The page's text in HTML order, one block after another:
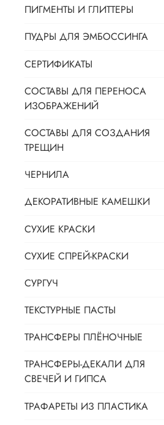
ПИГМЕНТЫ И ГЛИТТЕРЫ
ПУДРЫ ДЛЯ ЭМБОССИНГА
СЕРТИФИКАТЫ
СОСТАВЫ ДЛЯ ПЕРЕНОСА
ИЗОБРАЖЕНИЙ
СОСТАВЫ ДЛЯ СОЗДАНИЯ
ТРЕЩИН
ЧЕРНИЛА
ДЕКОРАТИВНЫЕ КАМЕШКИ
СУХИЕ КРАСКИ
СУХИЕ СПРЕЙ-КРАСКИ
СУРГУЧ
ТЕКСТУРНЫЕ ПАСТЫ
ТРАНСФЕРЫ ПЛЁНОЧНЫЕ
ТРАНСФЕРЫ-ДЕКАЛИ ДЛЯ
СВЕЧЕЙ И ГИПСА
ТРАФАРЕТЫ ИЗ ПЛАСТИКА